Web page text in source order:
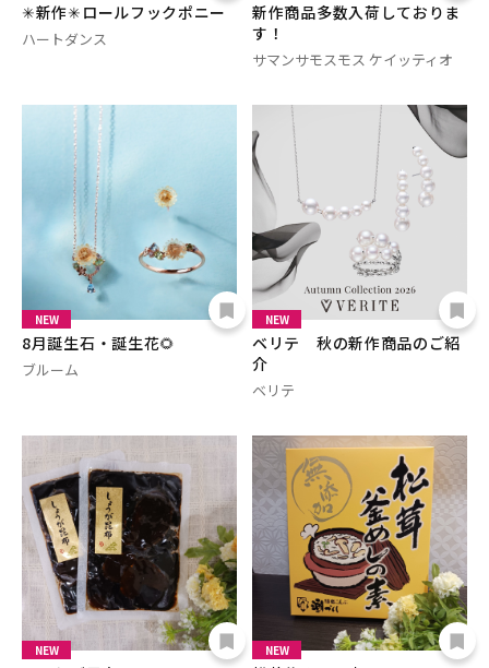
✳新作✳ロールフックポニー
ハートダンス
新作商品多数入荷しておりま
す！
サマンサモスモス ケイッティオ
NEW
8月誕生石・誕生花🌻
ブルーム
NEW
ベリテ 秋の新作商品のご紹
介
ベリテ
NEW NEW